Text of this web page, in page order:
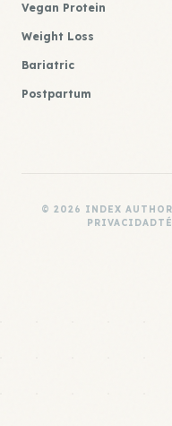
Vegan Protein
Weight Loss
Bariatric
Postpartum
© 2026 INDEX
PRIVACIDAD